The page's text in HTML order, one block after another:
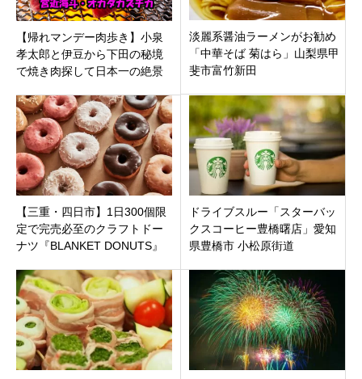
【帰れマンデー肉歩き】小泉
孝太郎と伊豆から下田の秘境
で焼き肉探して日本一の絶景
淡麗系醤油ラーメンがお勧め
「中華そば 菊はら」山梨県甲
斐市富竹新田
【三重・四日市】1日300個限
定で完売必至のクラフトドー
ナツ『BLANKET DONUTS』
ドライブスルー「スターバッ
クスコーヒー豊橋曙店」愛知
県豊橋市 小松原街道